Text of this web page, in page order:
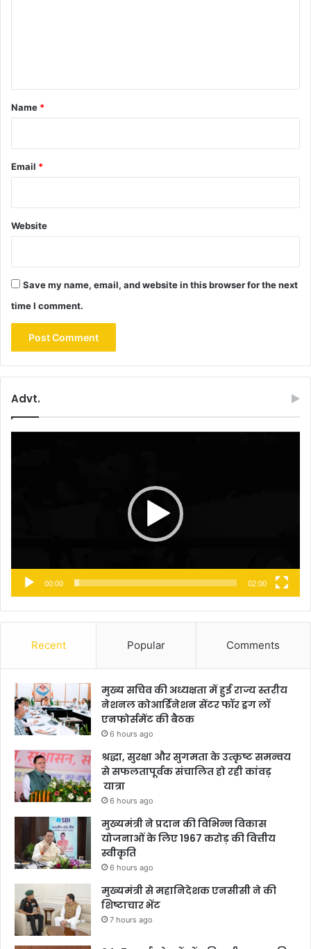
*
Name *
Email *
Website
Save my name, email, and website in this browser for the next
time I comment.
Advt.
00:00 02:00
Recent Popular Comments
मुख्य सचिव की अध्यक्षता में हुई राज्य स्तरीय
नेशनल कोआर्डिनेशन सेंटर फॉर ड्रग लॉ
एनफोर्समेंट की बैठक
6 hours ago
श्रद्धा, सुरक्षा और सुगमता के उत्कृष्ट समन्वय
से सफलतापूर्वक संचालित हो रही कांवड़
यात्रा
6 hours ago
मुख्यमंत्री ने प्रदान की विभिन्न विकास
योजनाओं के लिए 1967 करोड़ की वित्तीय
स्वीकृति
6 hours ago
मुख्यमंत्री से महानिदेशक एनसीसी ने की
शिष्टाचार भेंट
7 hours ago